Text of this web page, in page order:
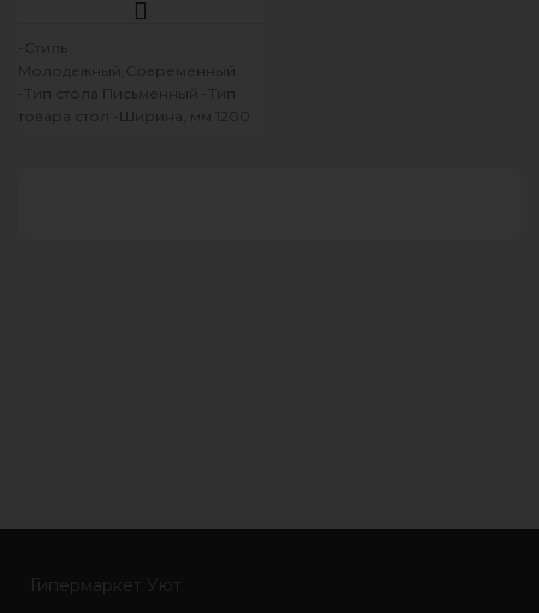
-Стиль
Молодежный,Современный
-Тип стола Письменный -Тип
товара стол -Ширина, мм 1200
Гипермаркет Уют